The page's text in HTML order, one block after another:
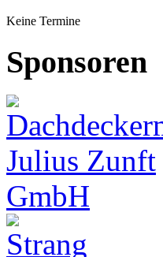
Keine Termine
Sponsoren